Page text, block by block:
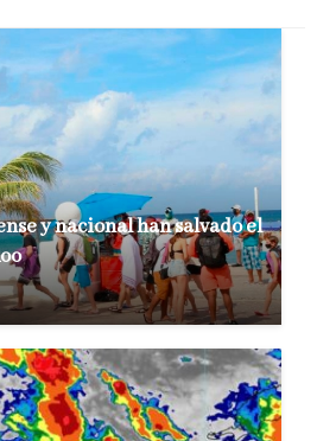
y nacional han salvado el